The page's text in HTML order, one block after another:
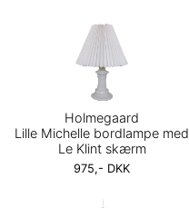
Holmegaard
Lille Michelle bordlampe med
Le Klint skærm
975,- DKK